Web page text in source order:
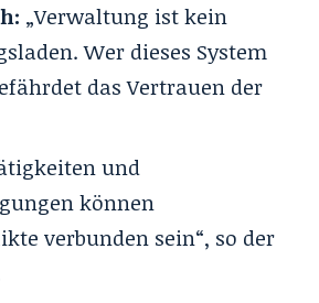
: „Verwaltung ist kein
Wer dieses System
das Vertrauen der
und
können
verbunden sein“, so der